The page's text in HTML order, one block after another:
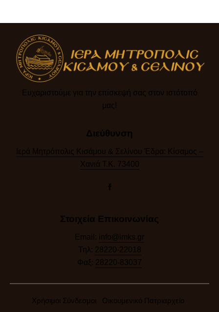
Ευχαριστούμε για την επίσκεψή σας στον ιστότοπό
μας!​
Διεύθυνση
Ιερά Μητρόπολις Κισάμου & Σελίνου Έδρα: Κίσαμος –
Χανιά Τ.Κ. 73400
Στοιχεία Επικοινωνίας
Email: info@imks.gr
Τηλ: 28220-22018
Φαξ: 28220-83037
Χρήσιμοι Σύνδεσμοι Οικουμενικό Πατριαρχείο